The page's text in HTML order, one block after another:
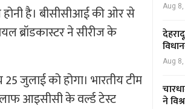
है। बीसीसीआई की ओर से
ब्रॉडकास्टर ने सीरीज के
जुलाई को होगा। भारतीय टीम
आइसीसी के वर्ल्ड टेस्ट
Aug
Aug
ने